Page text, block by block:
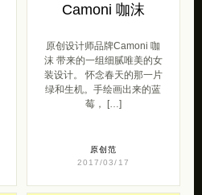
Camoni 咖沫
原创设计师品牌Camoni 咖
沫 带来的一组细腻唯美的女
装设计。 怀念春天的那一片
绿和生机。手绘画出来的蓝
莓， […]
原创范
2017/03/17